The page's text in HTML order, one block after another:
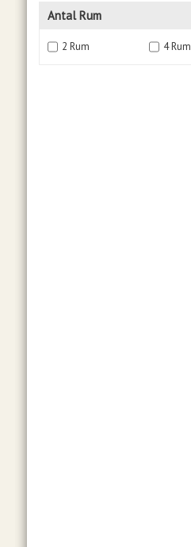
Antal Rum
2 Rum 4 Rum